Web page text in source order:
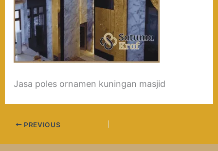
Jasa poles ornamen kuningan masjid
PREVIOUS